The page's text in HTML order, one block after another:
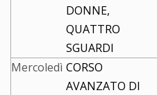
DONNE,
QUATTRO
SGUARDI
Mercoledì CORSO
AVANZATO DI